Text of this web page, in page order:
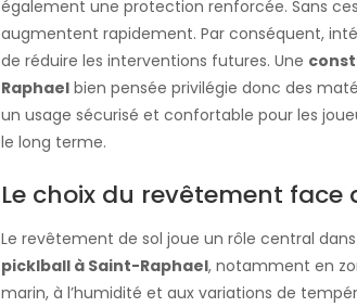
également une protection renforcée. Sans
augmentent rapidement. Par conséquent,
de réduire les interventions futures. Une
Raphael bien pensée privilégie donc des
un usage sécurisé et confortable pour les
le long terme.
Le choix du revêtement
Le revêtement de sol joue un rôle central dans
picklball à Saint-Raphael, notamment en
marin, à l’humidité et aux variations de